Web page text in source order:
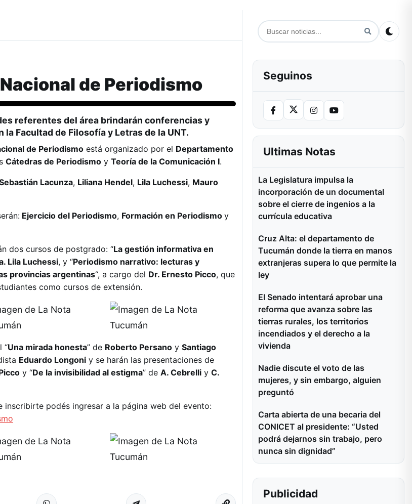
de Periodismo
referentes del área brindarán conferencias y
Facultad de Filosofía y Letras de la UNT.
de Periodismo está organizado por el Departamento
Cátedras de Periodismo y Teoría de la Comunicación I.
Lacunza, Liliana Hendel, Lila Luchessi, Mauro
Ejercicio del Periodismo, Formación en Periodismo y
dos cursos de postgrado: “La gestión informativa en
Lila Luchessi, y “Periodismo narrativo: lecturas y
provincias argentinas“, a cargo del Dr. Ernesto Picco, que
como cursos de extensión.
“Una mirada honesta” de Roberto Persano y Santiago
Eduardo Longoni y se harán las presentaciones de
y “De la invisibilidad al estigma” de A. Cebrelli y C.
inscribirte podés ingresar a la página web del evento:
Seguinos
Ultimas Notas
La Legislatura impulsa la
incorporación de un documental
sobre el cierre de ingenios a la
currícula educativa
Cruz Alta: el departamento de
Tucumán donde la tierra en manos
extranjeras supera lo que permite la
ley
El Senado intentará aprobar una
reforma que avanza sobre las
tierras rurales, los territorios
incendiados y el derecho a la
vivienda
Nadie discute el voto de las
mujeres, y sin embargo, alguien
preguntó
Carta abierta de una becaria del
CONICET al presidente: “Usted
podrá dejarnos sin trabajo, pero
nunca sin dignidad”
Publicidad